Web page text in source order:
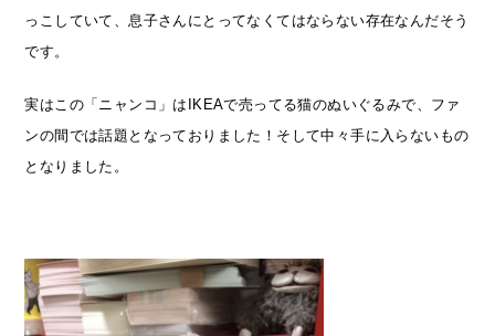
っこしていて、息子さんにとってなくてはならない存在なんだそう
です。
実はこの「ニャンコ」はIKEAで売ってる猫のぬいぐるみで、ファ
ンの間では話題となっておりました！そして中々手に入らないもの
となりました。